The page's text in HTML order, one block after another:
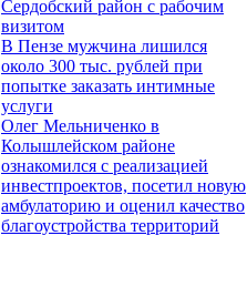
Сердобский район с рабочим
визитом
В Пензе мужчина лишился
около 300 тыс. рублей при
попытке заказать интимные
услуги
Олег Мельниченко в
Колышлейском районе
ознакомился с реализацией
инвестпроектов, посетил новую
амбулаторию и оценил качество
благоустройства территорий